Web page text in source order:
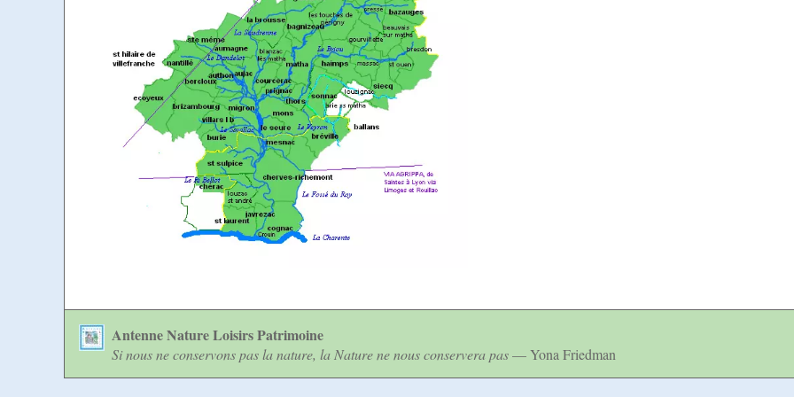
Antenne Nature Loisirs Patrimoine
Si nous ne conservons pas la nature, la Nature ne nous conservera pas— Yona Friedman